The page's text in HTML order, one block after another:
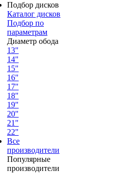
Подбор дисков
Каталог дисков
Подбор по
параметрам
Диаметр обода
13"
14"
15"
16"
17"
18"
19"
20"
21"
22"
Все
производители
Популярные
производители